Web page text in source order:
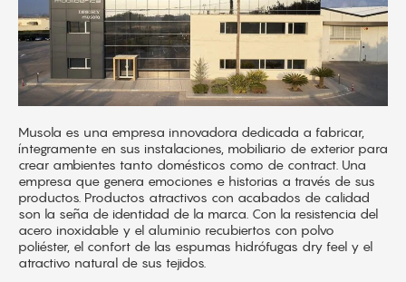
Musola es una empresa innovadora dedicada a fabricar,
íntegramente en sus instalaciones, mobiliario de exterior para
crear ambientes tanto domésticos como de contract. Una
empresa que genera emociones e historias a través de sus
productos. Productos atractivos con acabados de calidad
son la seña de identidad de la marca. Con la resistencia del
acero inoxidable y el aluminio recubiertos con polvo
poliéster, el confort de las espumas hidrófugas dry feel y el
atractivo natural de sus tejidos.